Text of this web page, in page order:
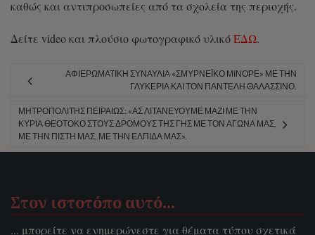
καθώς και αντιπροσωπείες από τα σχολεία της περιοχής.
Δείτε video και πλούσιο φωτογραφικό υλικόΕΔΩ.
ΑΦΙΕΡΩΜΑΤΙΚΉ ΣΥΝΑΥΛΊΑ «ΣΜΥΡΝΈΪΚΟ ΜΙΝΌΡΕ» ΜΕ ΤΗΝ
ΓΛΥΚΕΡΊΑ ΚΑΙ ΤΟΝ ΠΑΝΤΕΛΉ ΘΑΛΑΣΣΙΝΌ.
ΜΗΤΡΟΠΟΛΊΤΗΣ ΠΕΙΡΑΙΏΣ: «ΑΣ ΛΙΤΑΝΕΎΟΥΜΕ ΜΑΖΊ ΜΕ ΤΗΝ
ΚΥΡΊΑ ΘΕΟΤΌΚΟ ΣΤΟΥΣ ΔΡΌΜΟΥΣ ΤΗΣ ΓΗΣ ΜΕ ΤΟΝ ΑΓΏΝΑ ΜΑΣ,
ΜΕ ΤΗΝ ΠΊΣΤΗ ΜΑΣ, ΜΕ ΤΗΝ ΕΛΠΊΔΑ ΜΑΣ».
Στον ιστοτόπο αυτό…
... μπορείτε να ενημερώνεστε για θέματα τύπου σχετικά